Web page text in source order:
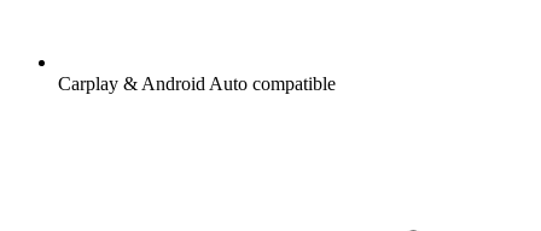
Carplay & Android Auto compatible